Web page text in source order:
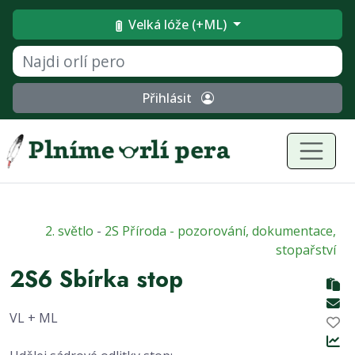
Velká lóže (+ML)
Přihlásit
2. světlo - 2S Příroda - pozorování, dokumentace,
stopařství
2S6 Sbírka stop
VL + ML